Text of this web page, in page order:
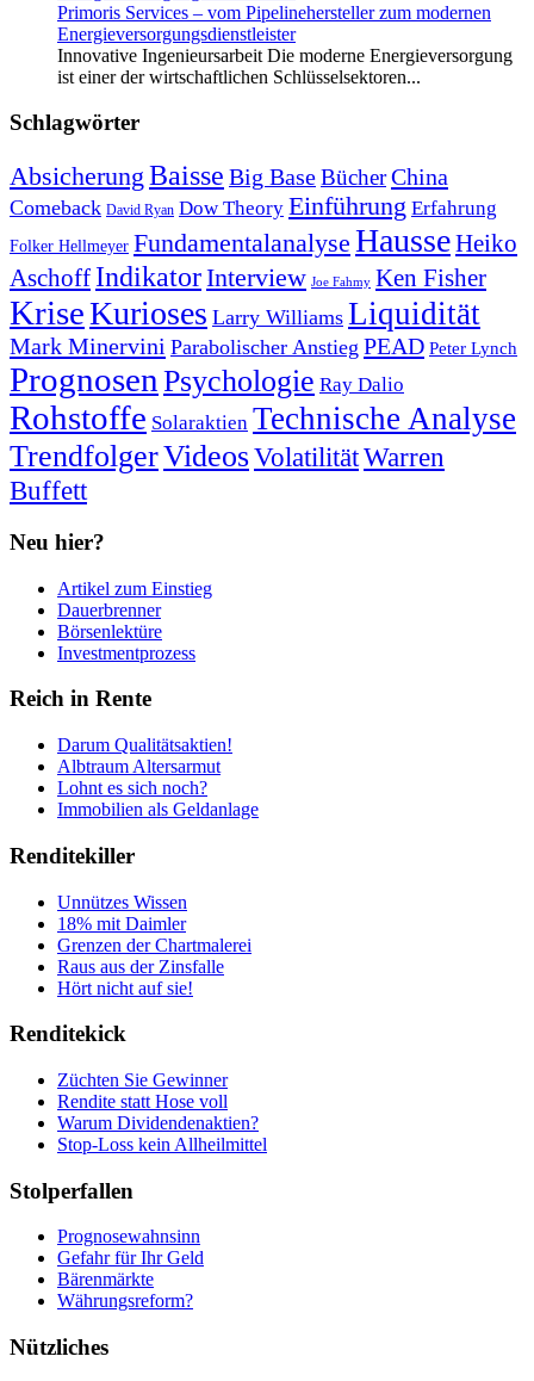
Primoris Services – vom Pipelinehersteller zum modernen
Energieversorgungsdienstleister
Innovative Ingenieursarbeit Die moderne Energieversorgung
ist einer der wirtschaftlichen Schlüsselsektoren...
Schlagwörter
Absicherung Baisse Big BaseBücherChina
Comeback David Ryan Dow Theory Einführung Erfahrung
Folker Hellmeyer Fundamentalanalyse HausseHeiko
Aschoff IndikatorInterview Joe Fahmy Ken Fisher
KriseKurioses Larry Williams Liquidität
Mark Minervini Parabolischer Anstieg PEAD Peter Lynch
Prognosen Psychologie Ray Dalio
Rohstoffe Solaraktien Technische Analyse
TrendfolgerVideosVolatilitätWarren
Buffett
Neu hier?
Artikel zum Einstieg
Dauerbrenner
Börsenlektüre
Investmentprozess
Reich in Rente
Darum Qualitätsaktien!
Albtraum Altersarmut
Lohnt es sich noch?
Immobilien als Geldanlage
Renditekiller
Unnützes Wissen
18% mit Daimler
Grenzen der Chartmalerei
Raus aus der Zinsfalle
Hört nicht auf sie!
Renditekick
Züchten Sie Gewinner
Rendite statt Hose voll
Warum Dividendenaktien?
Stop-Loss kein Allheilmittel
Stolperfallen
Prognosewahnsinn
Gefahr für Ihr Geld
Bärenmärkte
Währungsreform?
Nützliches